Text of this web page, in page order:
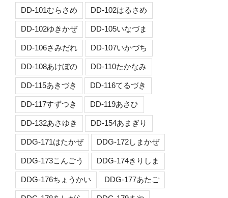
DD-101むらさめ DD-102はるさめ
DD-102ゆきかぜ DD-105いなづま
DD-106さみだれ DD-107いかづち
DD-108あけぼの DD-110たかなみ
DD-115あきづき DD-116てるづき
DD-117すずつき DD-119あさひ
DD-132あさゆき DD-154あまぎり
DDG-171はたかぜ DDG-172しまかぜ
DDG-173こんごう DDG-174きりしま
DDG-176ちょうかい DDG-177あたご